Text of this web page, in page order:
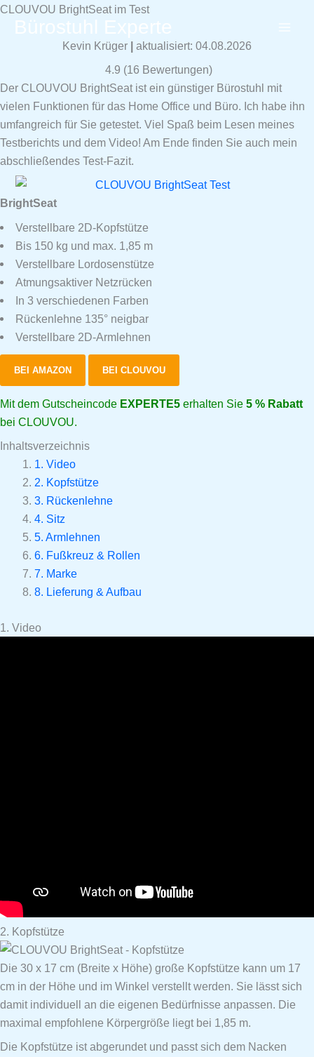
Zum
InhaltBürostuhl Experte
CLOUVOU BrightSeat im Test
Kevin Krüger | aktualisiert: 04.08.2026
4.9 (16 Bewertungen)
Der CLOUVOU BrightSeat ist ein günstiger Bürostuhl mit
vielen Funktionen für das Home Office und Büro. Ich habe ihn
umfangreich für Sie getestet. Viel Spaß beim Lesen meines
Testberichts und dem Video! Am Ende finden Sie auch mein
abschließendes Test-Fazit.
BrightSeat
Verstellbare 2D-Kopfstütze
Bis 150 kg und max. 1,85 m
Verstellbare Lordosenstütze
Atmungsaktiver Netzrücken
In 3 verschiedenen Farben
Rückenlehne 135° neigbar
Verstellbare 2D-Armlehnen
BEI AMAZON BEI CLOUVOU
Mit dem Gutscheincode EXPERTE5 erhalten Sie 5 % Rabatt
bei CLOUVOU.
Inhaltsverzeichnis
1. Video
2. Kopfstütze
3. Rückenlehne
4. Sitz
5. Armlehnen
6. Fußkreuz & Rollen
7. Marke
8. Lieferung & Aufbau
1. Video
2. Kopfstütze
Die 30 x 17 cm (Breite x Höhe) große Kopfstütze kann um 17
cm in der Höhe und im Winkel verstellt werden. Sie lässt sich
damit individuell an die eigenen Bedürfnisse anpassen. Die
maximal empfohlene Körpergröße liegt bei 1,85 m.
Die Kopfstütze ist abgerundet und passt sich dem Nacken